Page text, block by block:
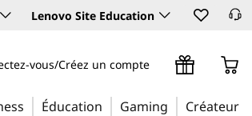
Lenovo Site Education
vous/Créez un compte
Éducation Gaming Créateur